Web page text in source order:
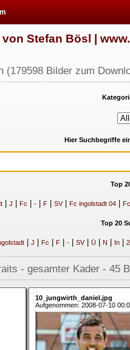
Stefan Bösl |
(179598 Bilder zum
Hier Suchbegriffe
Top
| J Fc -| F| SV| Fc ingolstadt 04|
Top 20
| J Fc F| -| SV| Ü| N In| 2
- gesamter Kader - 45
10_jungwirth_daniel.jpg
Aufgenommen: 2008-07-10